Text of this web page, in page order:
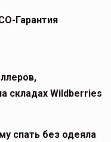
Гарантия
складах Wildberries
спать без одеяла